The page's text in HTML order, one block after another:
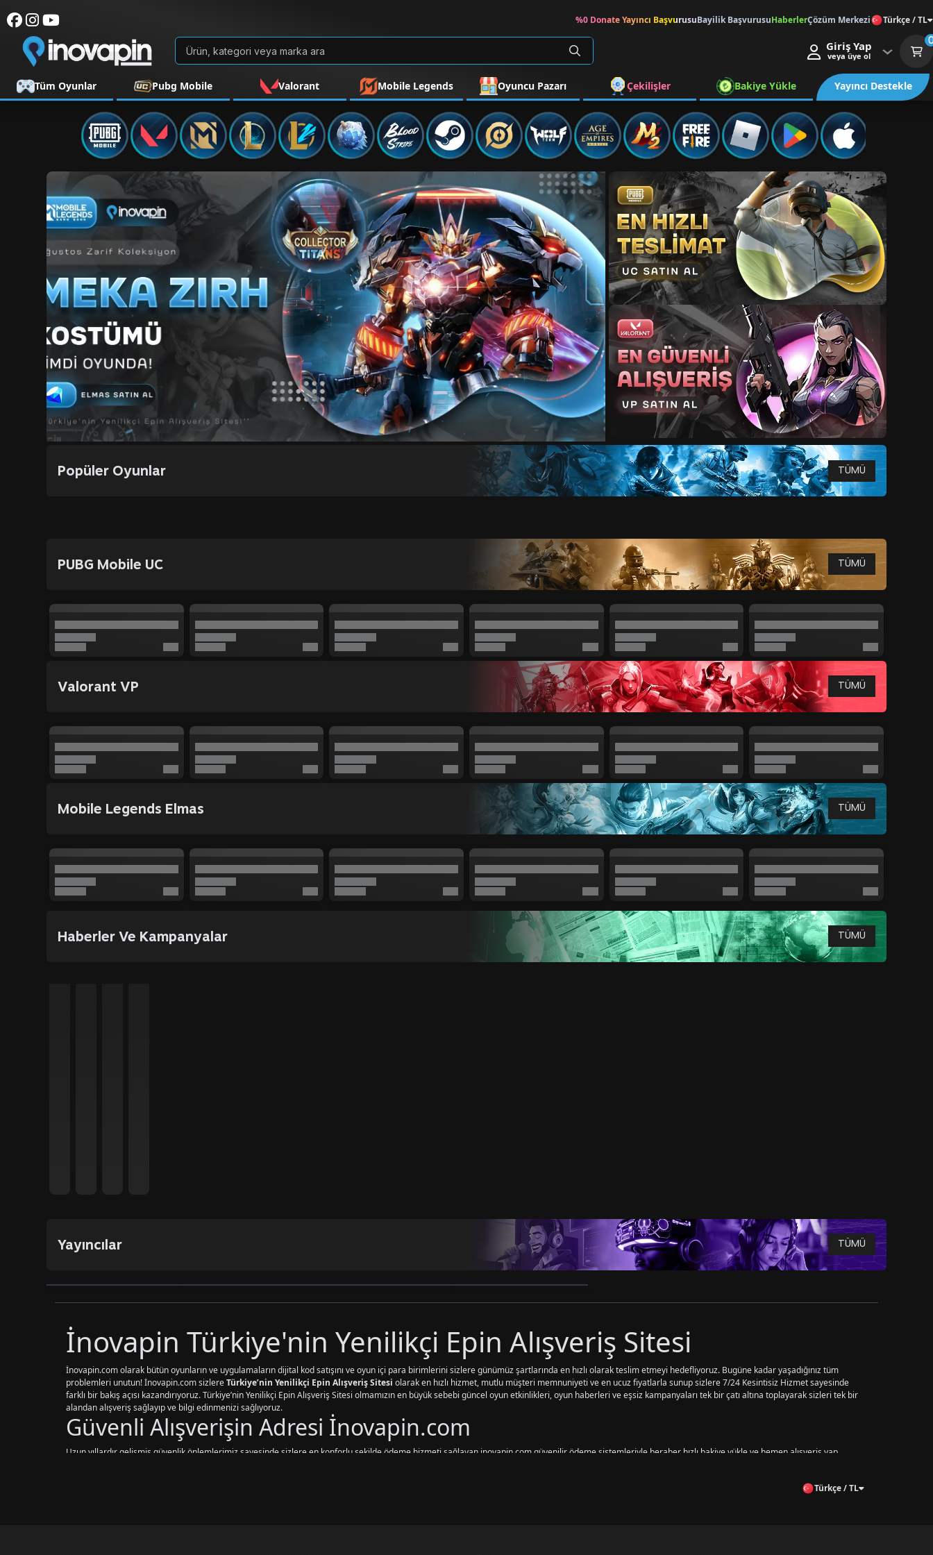
%0 Donate Yayıncı BaşvurusuBayilik BaşvurusuHaberlerÇözüm Merkezi Türkçe / TL
Giriş Yap
veya üye ol
Tüm Oyunlar Pubg Mobile Valorant Mobile Legends Oyuncu Pazarı Çekilişler Bakiye Yükle Yayıncı Destekle
Popüler Oyunlar TÜMÜ
PUBG Mobile UC TÜMÜ
Valorant VP TÜMÜ
Mobile Legends Elmas TÜMÜ
Haberler Ve Kampanyalar TÜMÜ
Yayıncılar TÜMÜ
İnovapin Türkiye'nin Yenilikçi Epin Alışveriş Sitesi
İnovapin.com olarak bütün oyunların ve uygulamaların dijital kod satışını ve oyun içi para birimlerini sizlere günümüz şartlarında en hızlı olarak teslim etmeyi hedefliyoruz. Bugüne kadar yaşadığınız tüm
problemleri unutun! İnovapin.com sizlereTürkiye’nin Yenilikçi Epin Alışveriş Sitesi olarak en hızlı hizmet, mutlu müşteri memnuniyeti ve en ucuz fiyatlarla sunup sizlere 7/24 Kesintisiz Hizmet sayesinde
farklı bir bakış açısı kazandırıyoruz. Türkiye’nin Yenilikçi Epin Alışveriş Sitesi olmamızın en büyük sebebi güncel oyun etkinlikleri, oyun haberleri ve eşsiz kampanyaları tek bir çatı altına toplayarak sizleri tek bir
alandan alışveriş sağlayıp ve bilgi edinmenizi sağlıyoruz.
Güvenli Alışverişin Adresi İnovapin.com
Uzun yıllardır gelişmiş güvenlik önlemlerimiz sayesinde sizlere en konforlu şekilde ödeme hizmeti sağlayan inovapin.com güvenilir ödeme sistemleriyle beraber hızlı bakiye yükle ve hemen alışveriş yap
Türkçe / TL